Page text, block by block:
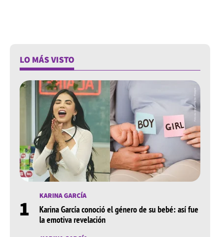
LO MÁS VISTO
1 KARINA GARCÍA
Karina García conoció el género de su bebé: así fue
la emotiva revelación